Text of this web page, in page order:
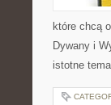
które chcą
Dywany i
istotne